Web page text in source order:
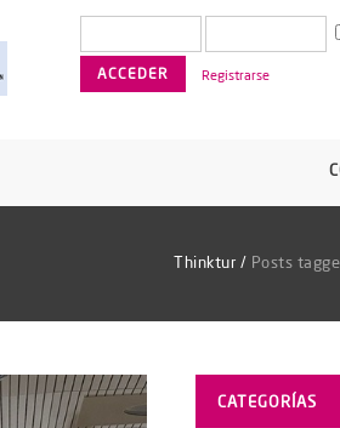
Registrarse
Thinktur / Posts
CATEGORÍAS